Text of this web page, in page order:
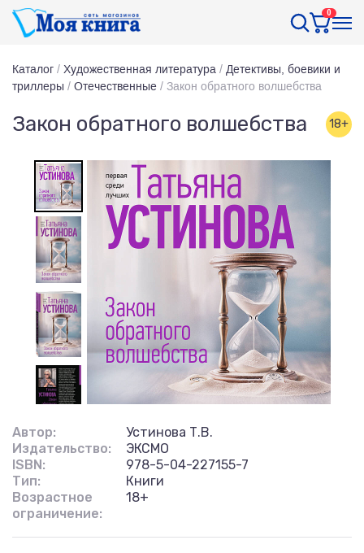
0
Каталог / Художественная литература / Детективы, боевики и
триллеры / Отечественные / Закон обратного волшебства
Закон обратного волшебства 18+
Автор:
Устинова Т.В.
Издательство:
ЭКСМО
ISBN:
978-5-04-227155-7
Тип:
Книги
Возрастное
ограничение:
18+